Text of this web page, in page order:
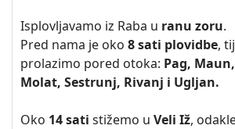
Isplovljavamo iz Raba u ranu zoru.
Pred nama je oko 8 sati plovidbe,
prolazimo pored otoka: Pag,
Molat, Sestrunj, Rivanj i Ugljan.
Oko 14 sati stižemo u Veli Iž,